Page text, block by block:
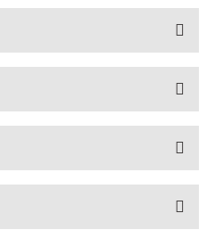
siz yapın!
soru sorulmamış.